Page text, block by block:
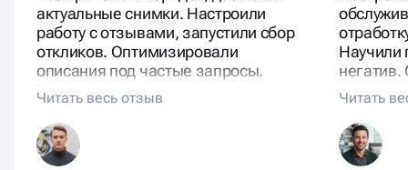
актуальные снимки. Настроили
работу с отзывами, запустили сбор
откликов. Оптимизировали
описания под частые запросы.
Через недели рост показов и
переходов. Посетители нашли
через карты. Звонков и
бронирований больше.
Научили
району.
люди
услуги.